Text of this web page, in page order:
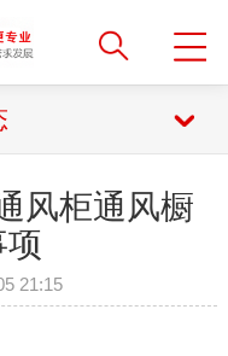
风柜通风橱
21:15